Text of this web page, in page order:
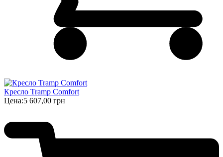
Кресло Tramp Comfort
Цена:5 607,00 грн